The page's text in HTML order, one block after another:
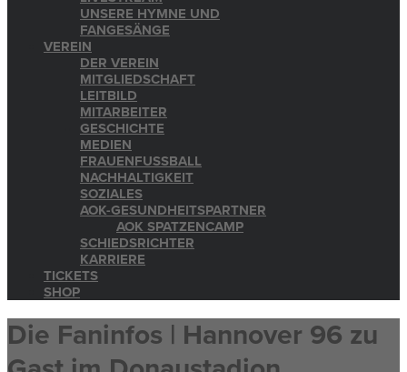
UNSERE HYMNE UND
FANGESÄNGE
VEREIN
DER VEREIN
MITGLIEDSCHAFT
LEITBILD
MITARBEITER
GESCHICHTE
MEDIEN
FRAUENFUSSBALL
NACHHALTIGKEIT
SOZIALES
AOK-GESUNDHEITSPARTNER
AOK SPATZENCAMP
SCHIEDSRICHTER
KARRIERE
TICKETS
SHOP
Die Faninfos | Hannover 96 zu